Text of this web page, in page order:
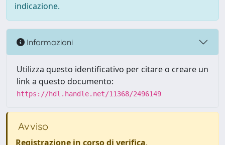
indicazione.
Informazioni
Utilizza questo identificativo per citare o creare un
link a questo documento:
https://hdl.handle.net/11368/2496149
Avviso
Registrazione in corso di verifica.